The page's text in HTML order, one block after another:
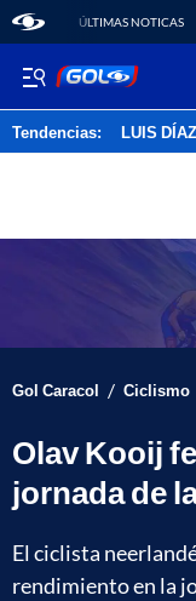
ÚLTIMAS NOTICAS
Tendencias: LUIS DÍAZ
Gol Caracol / Ciclismo
Olav Kooij
jornada de
El ciclista
rendimiento en la